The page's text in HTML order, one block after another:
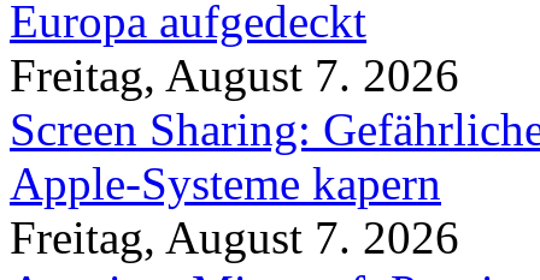
Europa aufgedeckt
Freitag, August 7. 2026
Screen Sharing:
Apple-Systeme kapern
Freitag, August 7. 2026